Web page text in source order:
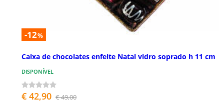
-12%
Caixa de chocolates enfeite Natal vidro soprado h 11 cm
DISPONÍVEL
€ 42,90 € 49,00